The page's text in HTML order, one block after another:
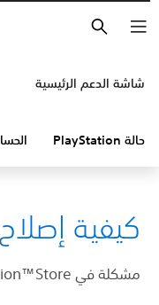
شاشة الدعم الرئيسية
حالة PlayStation
كيفية إصلاح WC-40360-3
مشكلة في PlayStation™Store.